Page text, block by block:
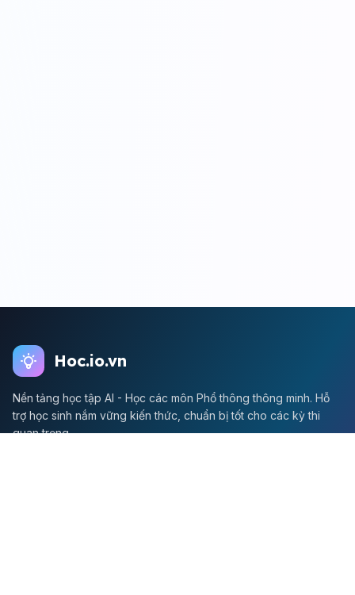
Hoc.io.vn
Nền tảng học tập AI - Học các môn Phổ thông thông minh. Hỗ
trợ học sinh nắm vững kiến thức, chuẩn bị tốt cho các kỳ thi
quan trọng.